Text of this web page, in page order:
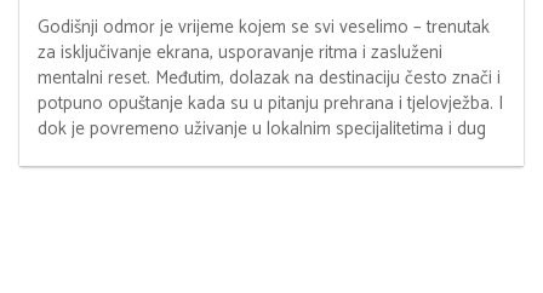
Godišnji odmor je vrijeme kojem se svi veselimo – trenutak
za isključivanje ekrana, usporavanje ritma i zasluženi
mentalni reset. Međutim, dolazak na destinaciju često znači i
potpuno opuštanje kada su u pitanju prehrana i tjelovježba. I
dok je povremeno uživanje u lokalnim specijalitetima i dug